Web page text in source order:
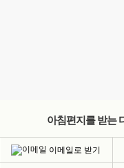
아침편지를 받는
이메일로 받기